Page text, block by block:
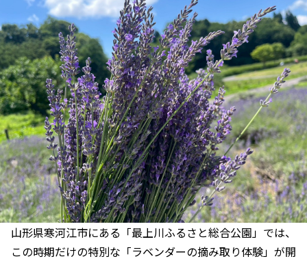
山形県寒河江市にある「最上川ふるさと総合公園」では、
この時期だけの特別な「ラベンダーの摘み取り体験」が開